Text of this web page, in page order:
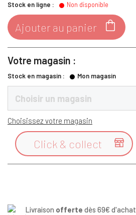
Stock en ligne : Non disponible

Ajouter au panier
Votre magasin :
Stock en magasin : Mon magasin
Choisir un magasin
Choisissez votre magasin

Click & collect
Livraison offerte dès 69€ d'achat